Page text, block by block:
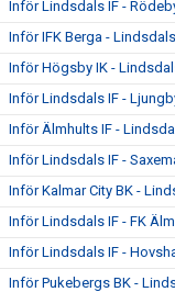
Inför Lindsdals IF -
Inför IFK Berga -
Inför Högsby IK -
Inför Lindsdals IF -
Inför Älmhults IF -
Inför Lindsdals IF -
Inför Kalmar City BK -
Inför Lindsdals IF - FK
Inför Lindsdals IF -
Inför Pukebergs BK -